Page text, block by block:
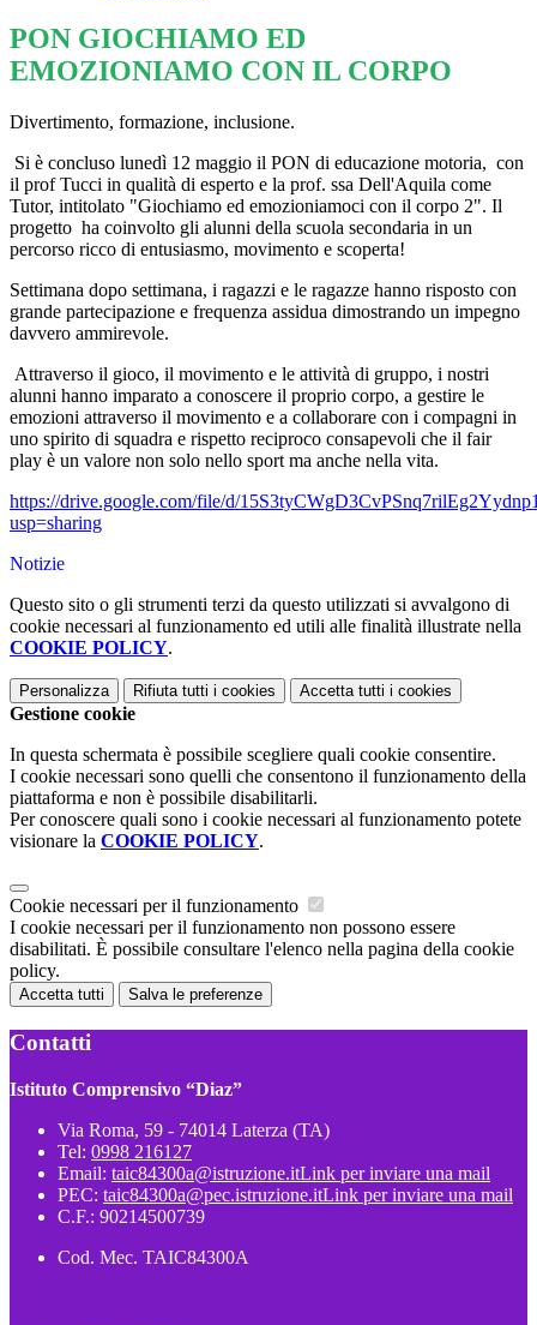
PON GIOCHIAMO ED
EMOZIONIAMO CON IL CORPO
Divertimento, formazione, inclusione.
Si è concluso lunedì 12 maggio il PON di educazione motoria, con
il prof Tucci in qualità di esperto e la prof. ssa Dell'Aquila come
Tutor, intitolato "Giochiamo ed emozioniamoci con il corpo 2". Il
progetto ha coinvolto gli alunni della scuola secondaria in un
percorso ricco di entusiasmo, movimento e scoperta!
Settimana dopo settimana, i ragazzi e le ragazze hanno risposto con
grande partecipazione e frequenza assidua dimostrando un impegno
davvero ammirevole.
Attraverso il gioco, il movimento e le attività di gruppo, i nostri
alunni hanno imparato a conoscere il proprio corpo, a gestire le
emozioni attraverso il movimento e a collaborare con i compagni in
uno spirito di squadra e rispetto reciproco consapevoli che il fair
play è un valore non solo nello sport ma anche nella vita.
https://drive.google.com/file/d/
usp=sharing
Notizie
Questo sito o gli strumenti terzi da questo utilizzati si avvalgono di
cookie necessari al funzionamento ed utili alle finalità illustrate nella
COOKIE POLICY.
Personalizza Rifiuta tutti i cookies Accetta tutti i cookies
Gestione cookie
In questa schermata è possibile scegliere quali cookie consentire.
I cookie necessari sono quelli che consentono il funzionamento della
piattaforma e non è possibile disabilitarli.
Per conoscere quali sono i cookie necessari al funzionamento potete
visionare la COOKIE POLICY.
Cookie necessari per il funzionamento
I cookie necessari per il funzionamento non possono essere
disabilitati. È possibile consultare l'elenco nella pagina della cookie
policy.
Accetta tutti Salva le preferenze
Contatti
Istituto Comprensivo “Diaz”
Via Roma, 59 - 74014 Laterza (TA)
Tel: 0998 216127
Email: taic84300a@istruzione.itLink per inviare una mail
PEC: taic84300a@pec.istruzione.itLink per inviare una mail
C.F.: 90214500739
Cod. Mec. TAIC84300A